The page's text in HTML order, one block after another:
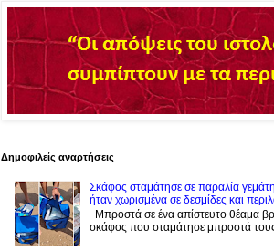
Δημοφιλείς αναρτήσεις
Σκάφος σταμάτησε σε παραλία
ήταν χωρισμένα σε δεσμίδες και
Μπροστά σε ένα απίστευτο θέαμα
σκάφος που σταμάτησε μπροστά